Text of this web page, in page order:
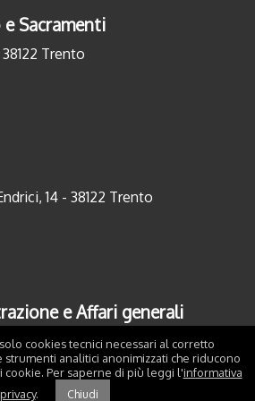
Sacramenti
Trento
14 - 38122 Trento
e Affari generali
Trento
cookies tecnici necessari al corretto
analitici anonimizzati che riducono
Per saperne di più leggi l'informativa
privacy. Chiudi